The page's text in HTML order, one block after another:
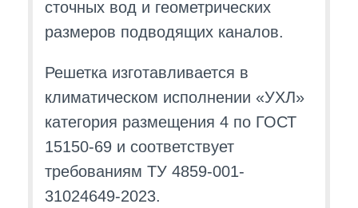
сточных вод и геометрических
размеров подводящих каналов.
Решетка изготавливается в
климатическом исполнении «УХЛ»
категория размещения 4 по ГОСТ
15150-69 и соответствует
требованиям ТУ 4859-001-
31024649-2023.